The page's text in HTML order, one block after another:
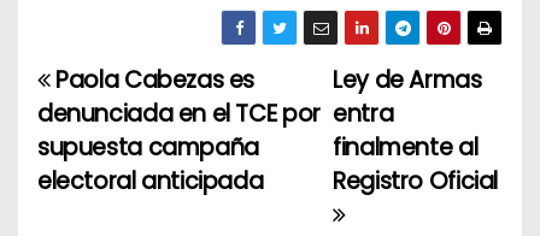
N
a
v
Ley de Armas
entra
finalmente al
Registro Oficial
Paola Cabezas es
denunciada en el TCE por
supuesta campaña
electoral anticipada